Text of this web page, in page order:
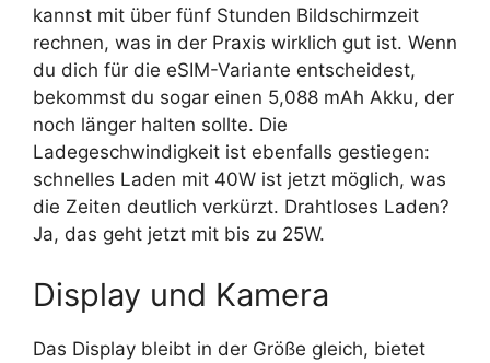
kannst mit über fünf Stunden Bildschirmzeit
rechnen, was in der Praxis wirklich gut ist. Wenn
du dich für die eSIM-Variante entscheidest,
bekommst du sogar einen 5,088 mAh Akku, der
noch länger halten sollte. Die
Ladegeschwindigkeit ist ebenfalls gestiegen:
schnelles Laden mit 40W ist jetzt möglich, was
die Zeiten deutlich verkürzt. Drahtloses Laden?
Ja, das geht jetzt mit bis zu 25W.
Display und Kamera
Das Display bleibt in der Größe gleich, bietet